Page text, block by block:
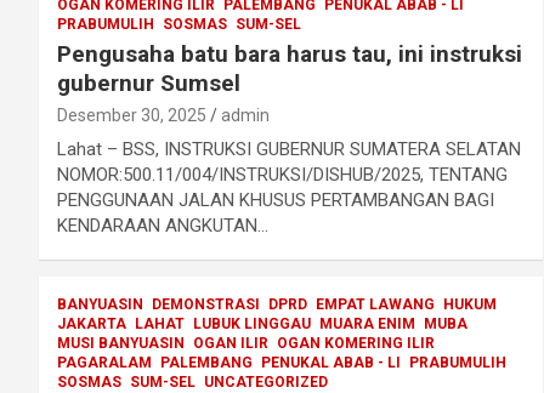
OGAN KOMERING ILIR
PALEMBANG
PENUKAL ABAB - LI
PRABUMULIH
SOSMAS SUM-SEL
Pengusaha batu bara harus tau, ini instruksi
gubernur Sumsel
Desember 30, 2025 admin
Lahat – BSS, INSTRUKSI GUBERNUR SUMATERA SELATAN
NOMOR:500.11/004/INSTRUKSI/DISHUB/2025, TENTANG
PENGGUNAAN JALAN KHUSUS PERTAMBANGAN BAGI
KENDARAAN ANGKUTAN…
BANYUASIN DEMONSTRASI DPRD EMPAT LAWANG
HUKUM
JAKARTA
LAHAT LUBUK LINGGAU MUARA ENIM
MUBA
MUSI BANYUASIN
OGAN ILIR OGAN KOMERING ILIR
PAGARALAM
PALEMBANG PENUKAL ABAB - LI
PRABUMULIH
SOSMAS SUM-SEL UNCATEGORIZED